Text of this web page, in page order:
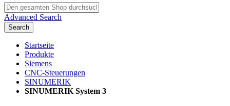
Advanced Search
Search
Startseite
Produkte
Siemens
CNC-Steuerungen
SINUMERIK
SINUMERIK System 3